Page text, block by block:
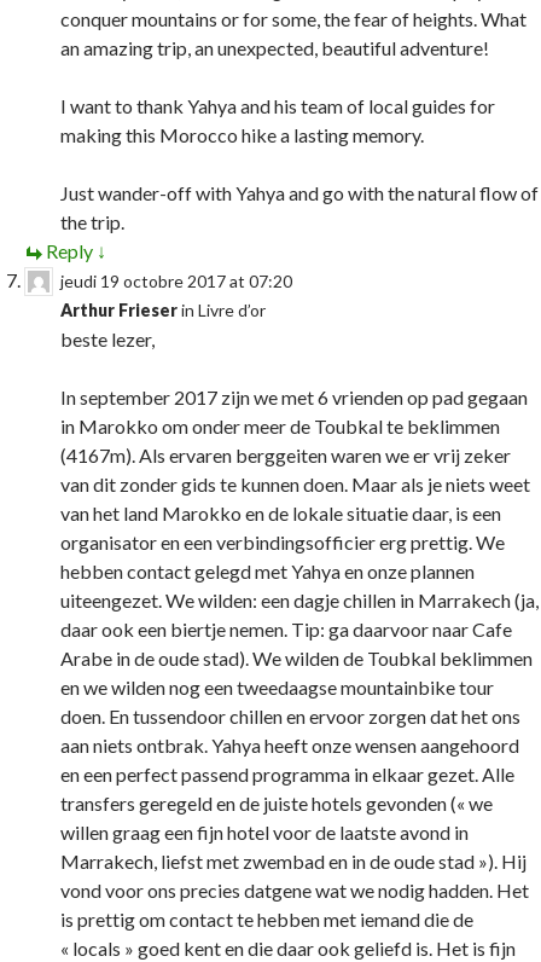
conquer mountains or for some, the fear of heights. What
an amazing trip, an unexpected, beautiful adventure!
I want to thank Yahya and his team of local guides for
making this Morocco hike a lasting memory.
Just wander-off with Yahya and go with the natural flow of
the trip.
Reply ↓
jeudi 19 octobre 2017 at 07:20
Arthur Frieserin Livre d’or
beste lezer,
In september 2017 zijn we met 6 vrienden op pad gegaan
in Marokko om onder meer de Toubkal te beklimmen
(4167m). Als ervaren berggeiten waren we er vrij zeker
van dit zonder gids te kunnen doen. Maar als je niets weet
van het land Marokko en de lokale situatie daar, is een
organisator en een verbindingsofficier erg prettig. We
hebben contact gelegd met Yahya en onze plannen
uiteengezet. We wilden: een dagje chillen in Marrakech (ja,
daar ook een biertje nemen. Tip: ga daarvoor naar Cafe
Arabe in de oude stad). We wilden de Toubkal beklimmen
en we wilden nog een tweedaagse mountainbike tour
doen. En tussendoor chillen en ervoor zorgen dat het ons
aan niets ontbrak. Yahya heeft onze wensen aangehoord
en een perfect passend programma in elkaar gezet. Alle
transfers geregeld en de juiste hotels gevonden (« we
willen graag een fijn hotel voor de laatste avond in
Marrakech, liefst met zwembad en in de oude stad »). Hij
vond voor ons precies datgene wat we nodig hadden. Het
is prettig om contact te hebben met iemand die de
« locals » goed kent en die daar ook geliefd is. Het is fijn